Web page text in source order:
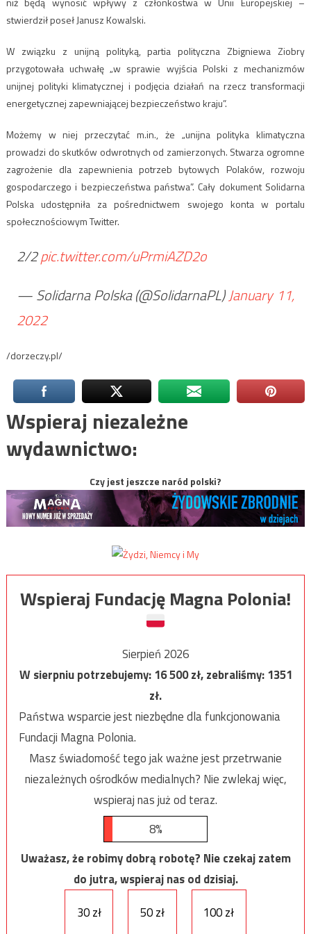
stwierdził poseł Janusz Kowalski.
W związku z unijną polityką, partia polityczna Zbigniewa Ziobry
przygotowała uchwałę „w sprawie wyjścia Polski z mechanizmów
unijnej polityki klimatycznej i podjęcia działań na rzecz transformacji
energetycznej zapewniającej bezpieczeństwo kraju”.
Możemy w niej przeczytać m.in., że „unijna polityka klimatyczna
prowadzi do skutków odwrotnych od zamierzonych. Stwarza ogromne
zagrożenie dla zapewnienia potrzeb bytowych Polaków, rozwoju
gospodarczego i bezpieczeństwa państwa”. Cały dokument Solidarna
Polska udostępniła za pośrednictwem swojego konta w portalu
społecznościowym Twitter.
2/2pic.twitter.com/uPrmiAZD2o
— Solidarna Polska (@SolidarnaPL)January 11,
2022
/dorzeczy.pl/
Wspieraj niezależne
wydawnictwo:
Czy jest jeszcze naród polski?
Wspieraj Fundację Magna Polonia!
Sierpień 2026
W sierpniu potrzebujemy:16 500zł, zebraliśmy:1351
zł.
Państwa wsparcie jest niezbędne dla funkcjonowania
Fundacji Magna Polonia.
Masz świadomość tego jak ważne jest przetrwanie
niezależnych ośrodków medialnych? Nie zwlekaj więc,
wspieraj nas już od teraz.
8%
Uważasz, że robimy dobrą robotę? Nie czekaj zatem
do jutra, wspieraj nas od dzisiaj.
30 zł
50 zł 100 zł